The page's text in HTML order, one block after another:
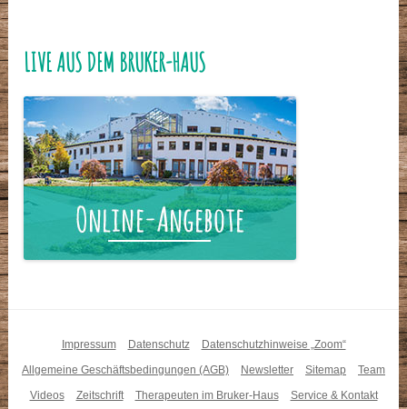
LIVE AUS DEM BRUKER-HAUS
Impressum Datenschutz
Datenschutzhinweise „Zoom“
Allgemeine Geschäftsbedingungen (AGB)
Newsletter Sitemap
Team
Videos
Zeitschrift Therapeuten im Bruker-Haus Service & Kontakt